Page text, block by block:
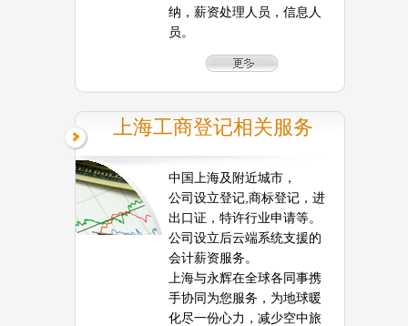
纳，薪资处理人员，信息人
员。
上海工商登记相关服务
中国上海及附近城市，
公司设立登记,商标登记，进
出口证，特许行业申请等。
公司设立后云端系统支援的
会计薪资服务。
上海与永辉在全球各同事携
手协同为您服务，为地球暖
化尽一份心力，减少空中旅